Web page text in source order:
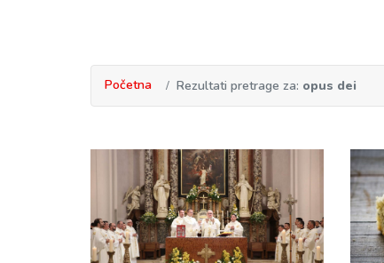
Početna Rezultati pretrage za: opus dei